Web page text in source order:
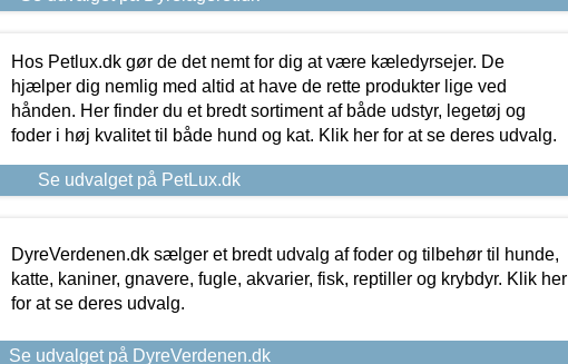
Hos Petlux.dk gør de det nemt for dig at være kæledyrsejer. De
hjælper dig nemlig med altid at have de rette produkter lige ved
hånden. Her finder du et bredt sortiment af både udstyr, legetøj og
foder i høj kvalitet til både hund og kat. Klik her for at se deres udvalg.
Se udvalget på PetLux.dk
DyreVerdenen.dk sælger et bredt udvalg af foder og tilbehør til hunde,
katte, kaniner, gnavere, fugle, akvarier, fisk, reptiller og krybdyr. Klik her
for at se deres udvalg.
Se udvalget på DyreVerdenen.dk